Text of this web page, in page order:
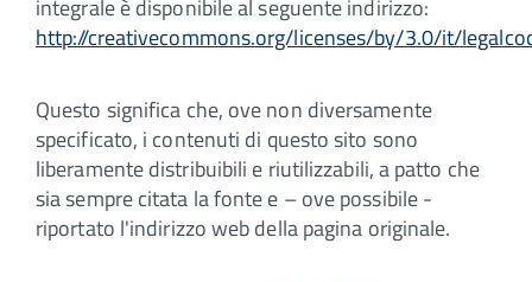
integrale è disponibile al seguente indirizzo:
http://creativecommons.org/licenses/by/3.0/it/
Questo significa che, ove non diversamente
specificato, i contenuti di questo sito sono
liberamente distribuibili e riutilizzabili, a patto che
sia sempre citata la fonte e – ove possibile -
riportato l'indirizzo web della pagina originale.